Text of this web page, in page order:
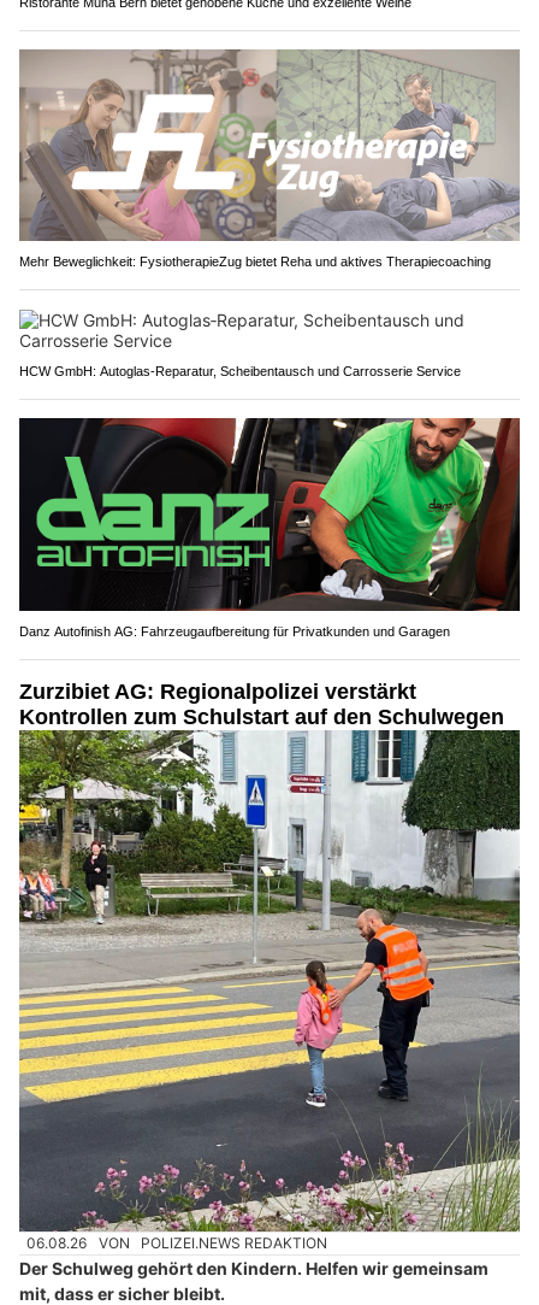
Mehr Beweglichkeit: FysiotherapieZug bietet Reha und aktives Therapiecoaching
HCW GmbH: Autoglas‑Reparatur, Scheibentausch und Carrosserie Service
Danz Autofinish AG: Fahrzeugaufbereitung für Privatkunden und Garagen
Zurzibiet AG: Regionalpolizei verstärkt
Kontrollen zum Schulstart auf den Schulwegen
06.08.26 VON POLIZEI.NEWS REDAKTION
Der Schulweg gehört den Kindern. Helfen wir gemeinsam
mit, dass er sicher bleibt.